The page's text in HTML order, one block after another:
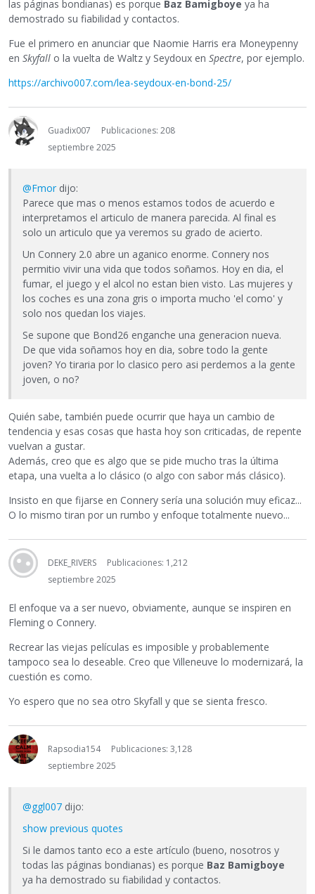
las páginas bondianas) es porque Baz Bamigboye ya ha
demostrado su fiabilidad y contactos.
Fue el primero en anunciar que Naomie Harris era Moneypenny
en Skyfall o la vuelta de Waltz y Seydoux en Spectre, por ejemplo.
https://archivo007.com/lea-seydoux-en-bond-25/
Guadix007
Publicaciones: 208
septiembre 2025
@Fmor dijo:
Parece que mas o menos estamos todos de acuerdo e
interpretamos el articulo de manera parecida. Al final es
solo un articulo que ya veremos su grado de acierto.
Un Connery 2.0 abre un aganico enorme. Connery nos
permitio vivir una vida que todos soñamos. Hoy en dia, el
fumar, el juego y el alcol no estan bien visto. Las mujeres y
los coches es una zona gris o importa mucho 'el como' y
solo nos quedan los viajes.
Se supone que Bond26 enganche una generacion nueva.
De que vida soñamos hoy en dia, sobre todo la gente
joven? Yo tiraria por lo clasico pero asi perdemos a la gente
joven, o no?
Quién sabe, también puede ocurrir que haya un cambio de
tendencia y esas cosas que hasta hoy son criticadas, de repente
vuelvan a gustar.
Además, creo que es algo que se pide mucho tras la última
etapa, una vuelta a lo clásico (o algo con sabor más clásico).
Insisto en que fijarse en Connery sería una solución muy eficaz...
O lo mismo tiran por un rumbo y enfoque totalmente nuevo...
DEKE_RIVERS
Publicaciones: 1,212
septiembre 2025
El enfoque va a ser nuevo, obviamente, aunque se inspiren en
Fleming o Connery.
Recrear las viejas películas es imposible y probablemente
tampoco sea lo deseable. Creo que Villeneuve lo modernizará, la
cuestión es como.
Yo espero que no sea otro Skyfall y que se sienta fresco.
Rapsodia154
Publicaciones: 3,128
septiembre 2025
@ggl007 dijo:
show previous quotes
Si le damos tanto eco a este artículo (bueno, nosotros y
todas las páginas bondianas) es porque Baz Bamigboye
ya ha demostrado su fiabilidad y contactos.